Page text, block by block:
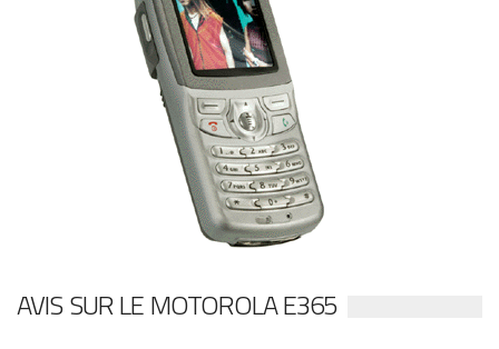
AVIS SUR LE MOTOROLA E365